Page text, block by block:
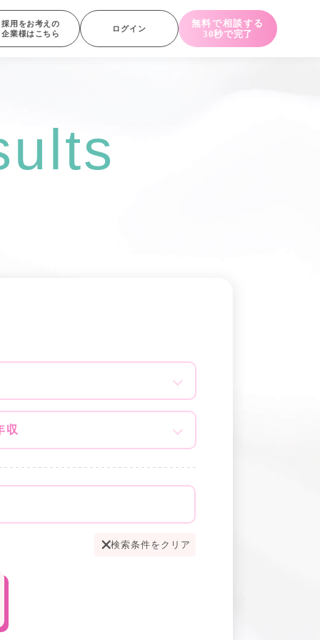
採用をお考えの
企業様はこちら
ログイン
無料で相談する
30秒で完了
収
検索条件をクリア